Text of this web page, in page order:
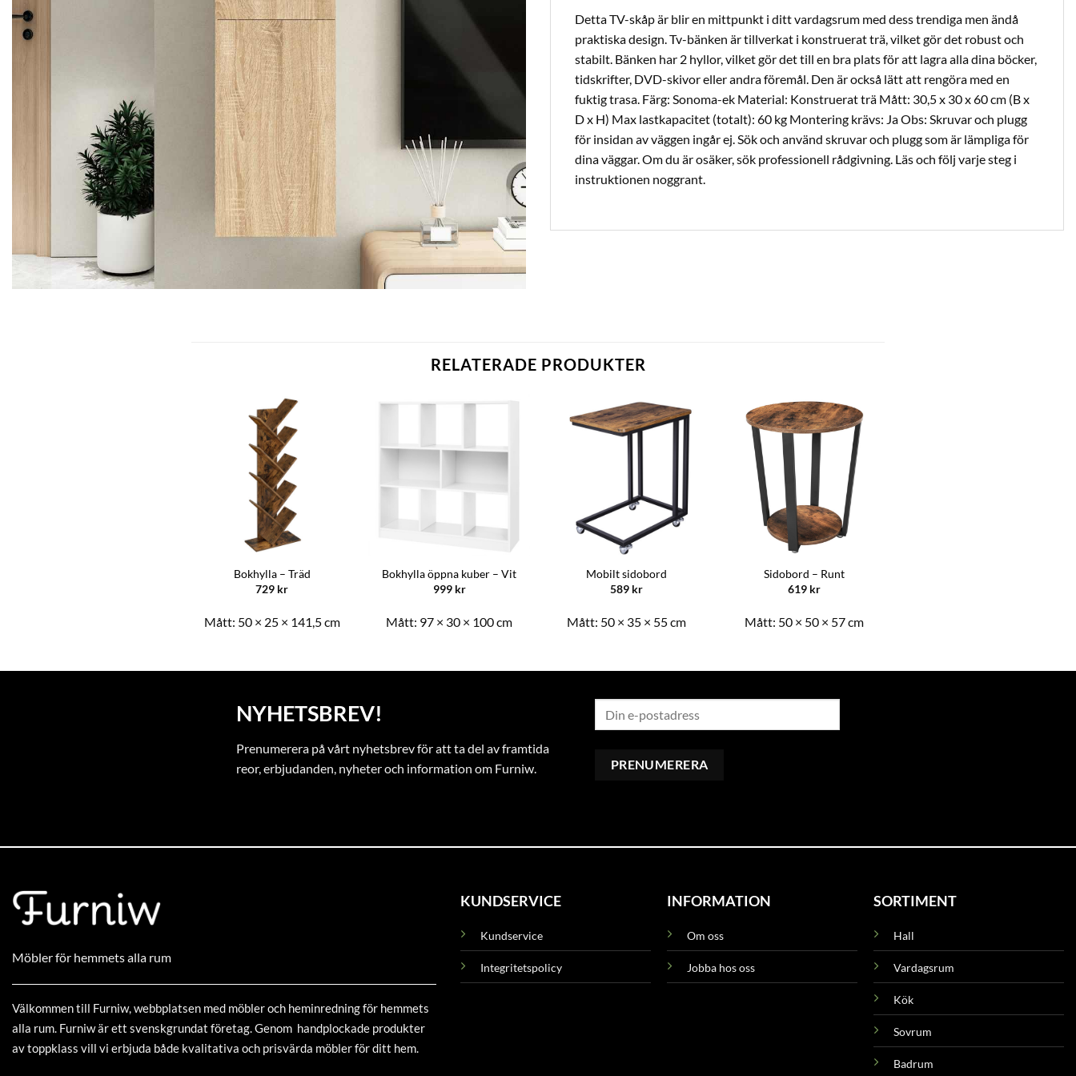
Detta TV-skåp är blir en mittpunkt i ditt vardagsrum med dess trendiga men ändå
praktiska design. Tv-bänken är tillverkat i konstruerat trä, vilket gör det robust och
stabilt. Bänken har 2 hyllor, vilket gör det till en bra plats för att lagra alla dina böcker,
tidskrifter, DVD-skivor eller andra föremål. Den är också lätt att rengöra med en
fuktig trasa. Färg: Sonoma-ek Material: Konstruerat trä Mått: 30,5 x 30 x 60 cm (B x
D x H) Max lastkapacitet (totalt): 60 kg Montering krävs: Ja Obs: Skruvar och plugg
för insidan av väggen ingår ej. Sök och använd skruvar och plugg som är lämpliga för
dina väggar. Om du är osäker, sök professionell rådgivning. Läs och följ varje steg i
instruktionen noggrant.
RELATERADE PRODUKTER
Bokhylla – Träd
729 kr
Mått: 50 × 25 × 141,5 cm
Bokhylla öppna kuber – Vit
999 kr
Mått: 97 × 30 × 100 cm
Mobilt sidobord
589 kr
Mått: 50 × 35 × 55 cm
Sidobord – Runt
619 kr
Mått: 50 × 50 × 57 cm
NYHETSBREV!
Prenumerera på vårt nyhetsbrev för att ta del av framtida
reor, erbjudanden, nyheter och information om Furniw.
Möbler för hemmets alla rum
Välkommen till Furniw, webbplatsen med möbler och heminredning för hemmets
alla rum. Furniw är ett svenskgrundat företag. Genom handplockade produkter
av toppklass vill vi erbjuda både kvalitativa och prisvärda möbler för ditt hem.
KUNDSERVICE
Kundservice
Integritetspolicy
INFORMATION
Om oss
Jobba hos oss
SORTIMENT
Hall
Vardagsrum
Kök
Sovrum
Badrum